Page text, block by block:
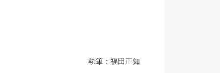
執筆：福田正知